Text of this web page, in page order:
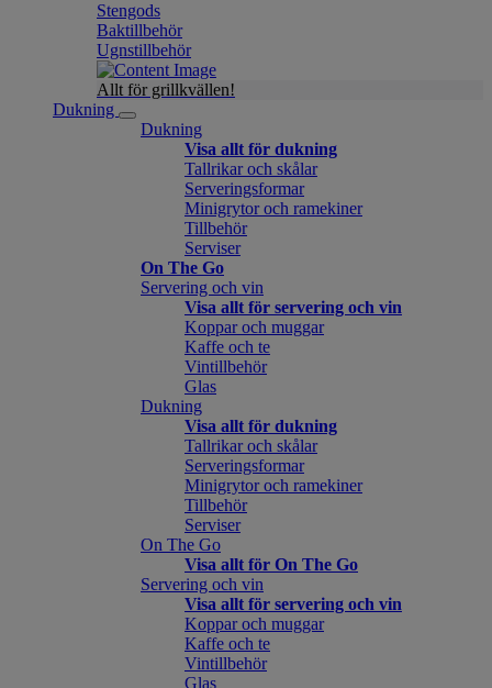
Stengods
Baktillbehör
Ugnstillbehör
Allt för grillkvällen!
Dukning
Dukning
Visa allt för dukning
Tallrikar och skålar
Serveringsformar
Minigrytor och ramekiner
Tillbehör
Serviser
On The Go
Servering och vin
Visa allt för servering och vin
Koppar och muggar
Kaffe och te
Vintillbehör
Glas
Dukning
Visa allt för dukning
Tallrikar och skålar
Serveringsformar
Minigrytor och ramekiner
Tillbehör
Serviser
On The Go
Visa allt för On The Go
Servering och vin
Visa allt för servering och vin
Koppar och muggar
Kaffe och te
Vintillbehör
Glas